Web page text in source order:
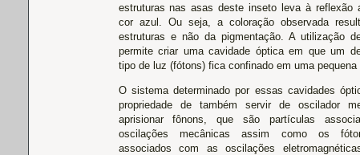
estruturas nas asas deste inseto leva à reflexão
cor azul. Ou seja, a coloração observada
estruturas e não da pigmentação. A utilização
permite criar uma cavidade óptica em que um
tipo de luz (fótons) fica confinado em uma pequena
O sistema determinado por essas cavidades
propriedade de também servir de oscilador
aprisionar fônons, que são partículas
oscilações mecânicas assim como os
associados com as oscilações